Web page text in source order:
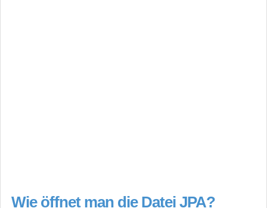
Wie öffnet man die Datei JPA?